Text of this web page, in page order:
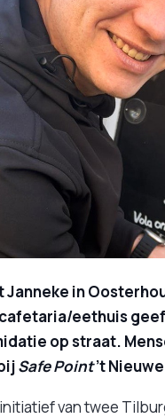
Janneke in
eethuis
op straat.
Safe Point’t
van twee